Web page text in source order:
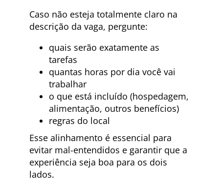
Caso não esteja totalmente claro na
descrição da vaga, pergunte:
quais serão exatamente as
tarefas
quantas horas por dia você vai
trabalhar
o que está incluído (hospedagem,
alimentação, outros benefícios)
regras do local
Esse alinhamento é essencial para
evitar mal-entendidos e garantir que a
experiência seja boa para os dois
lados.